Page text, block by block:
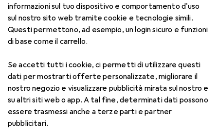
informazioni sul tuo dispositivo e comportamento d'uso
sul nostro sito web tramite cookie e tecnologie simili.
Questi permettono, ad esempio, un login sicuro e funzioni
di base come il carrello.
Se accetti tutti i cookie, ci permetti di utilizzare questi
dati per mostrarti offerte personalizzate, migliorare il
nostro negozio e visualizzare pubblicità mirata sul nostro e
su altri siti web o app. A tal fine, determinati dati possono
essere trasmessi anche a terze parti e partner
pubblicitari.
1 Immagine
Air Optix più HydraGlyde per
-9, Obiettivo mensile, 6 pz., Torico
Prezzo in EUR IVA incl.
EUR
53,58 EUR
8,93/1pz.